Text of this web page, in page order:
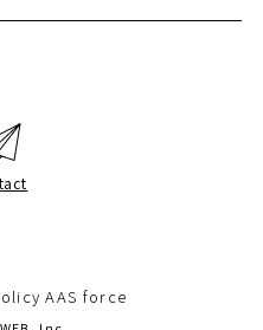
AAS force